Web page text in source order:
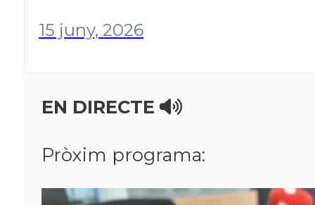
15 juny, 2026
EN DIRECTE
Pròxim programa: